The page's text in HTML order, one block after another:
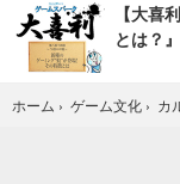
【大喜
とは？
ホーム › ゲーム文化 › カ